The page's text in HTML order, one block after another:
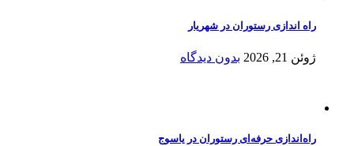
راه اندازی رستوران در شهریار
ژوئن 21, 2026 بدون دیدگاه
راه‌اندازی حرفه‌ای رستوران در یاسوج